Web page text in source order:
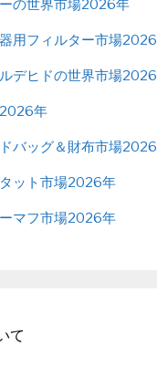
の世界市場2026年
用フィルター市場
デヒドの世界市場
年
バッグ＆財布市場
ット市場2026年
マフ市場2026年
て